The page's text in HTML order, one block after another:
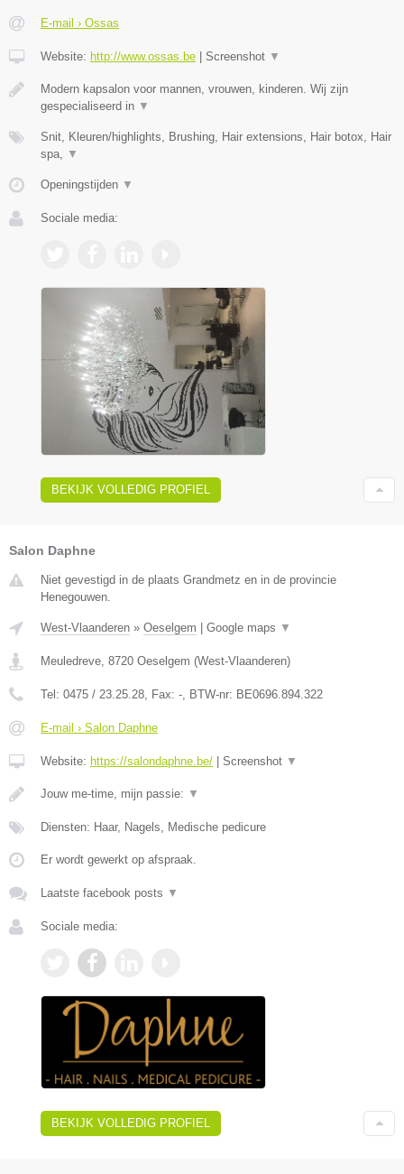
E-mail › Ossas
Website: http://www.ossas.be | Screenshot ▼
Modern kapsalon voor mannen, vrouwen, kinderen. Wij zijn
gespecialiseerd in ▼
Snit, Kleuren/highlights, Brushing, Hair extensions, Hair botox, Hair
spa,
▼
Openingstijden ▼
Sociale media:
BEKIJK VOLLEDIG PROFIEL
Salon Daphne
Niet gevestigd in de plaats Grandmetz en in de provincie
Henegouwen.
West-Vlaanderen » Oeselgem Google maps ▼
Meuledreve, 8720 Oeselgem (West-Vlaanderen)
Tel: 0475 / 23.25.28, Fax: -, BTW-nr: BE0696.894.322
E-mail › Salon Daphne
Website: https://salondaphne.be/ Screenshot ▼
Jouw me-time, mijn passie: ▼
Diensten: Haar, Nagels, Medische pedicure
Er wordt gewerkt op afspraak.
Laatste facebook posts ▼
Sociale media:
BEKIJK VOLLEDIG PROFIEL